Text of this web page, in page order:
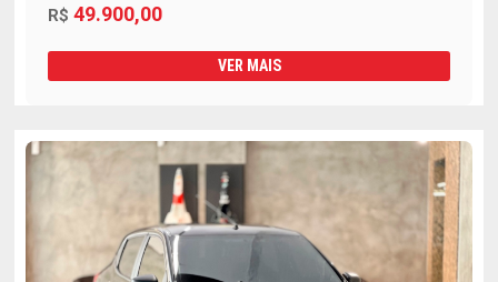
R$ 49.900,00
VER MAIS